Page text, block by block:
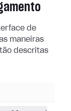
de
maneiras
descritas